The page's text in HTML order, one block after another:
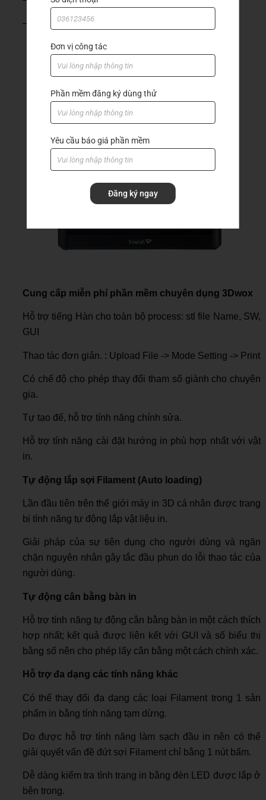
– Độ ồn thấp (Phù hợp với tiêu chuẩn ISO9296).
Cung cấp miễn phí phần mềm chuyên dụng 3Dwox
Hỗ trợ tiếng Hàn cho toàn bộ process: stl file Name, SW,
GUI
Thao tác đơn giản. : Upload File -> Mode Setting -> Print
Có chế độ cho phép thay đổi tham số giành cho chuyên
gia.
Tự tạo đế, hỗ trợ tính năng chính sửa.
Hỗ trợ tính năng cài đặt hướng in phù hợp nhất với vật
in.
Tự động lắp sợi Filament (Auto loading)
Lần đầu tiên trên thế giới máy in 3D cá nhân được trang
bị tính năng tự động lắp vật liệu in.
Giải pháp của sự tiện dụng cho người dùng và ngăn
chặn nguyên nhân gây tắc đầu phun do lỗi thao tác của
người dùng.
Tự động cân bằng bàn in
Hỗ trợ tính năng tự động cân bằng bàn in một cách thích
hợp nhất; kết quả được liên kết với GUI và số biểu thị
bằng số nên cho phép lấy cân bằng một cách chính xác.
Hỗ trợ đa dạng các tính năng khác
Có thể thay đổi đa dạng các loại Filament trong 1 sản
phẩm in bằng tính năng tạm dừng.
Do được hỗ trợ tính năng làm sạch đầu in nên có thể
giải quyết vấn đề đứt sợi Filament chỉ bằng 1 nút bấm.
Dễ dàng kiểm tra tình trạng in bằng đèn LED được lắp ở
bên trong.
Đơn vị công tác
Phần mềm đăng ký dùng thử
Yêu cầu báo giá phần mềm
Đăng ký ngay